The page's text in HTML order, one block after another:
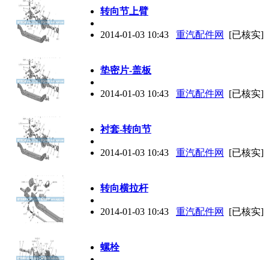
转向节上臂
2014-01-03 10:43 重汽配件网 [已核实]
垫密片-盖板
2014-01-03 10:43 重汽配件网 [已核实]
衬套-转向节
2014-01-03 10:43 重汽配件网 [已核实]
转向横拉杆
2014-01-03 10:43 重汽配件网 [已核实]
螺栓